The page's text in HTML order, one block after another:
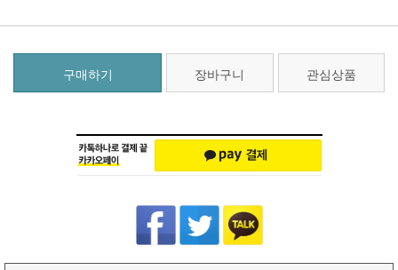
구매하기 장바구니 관심상품